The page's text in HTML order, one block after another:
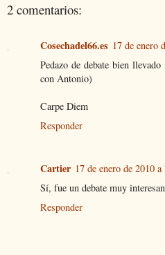
2 comentarios:
Cosechadel66.es 17 de enero
Pedazo de debate bien
con Antonio)
Carpe Diem
Responder
Cartier 17 de enero de 2010
Sí, fue un debate muy
Responder